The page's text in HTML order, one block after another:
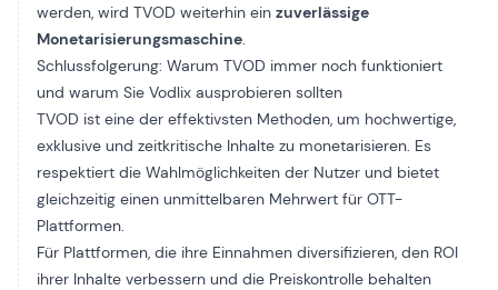
werden, wird TVOD weiterhin ein zuverlässige
Monetarisierungsmaschine.
Schlussfolgerung: Warum TVOD immer noch funktioniert
und warum Sie Vodlix ausprobieren sollten
TVOD ist eine der effektivsten Methoden, um hochwertige,
exklusive und zeitkritische Inhalte zu monetarisieren. Es
respektiert die Wahlmöglichkeiten der Nutzer und bietet
gleichzeitig einen unmittelbaren Mehrwert für OTT-
Plattformen.
Für Plattformen, die ihre Einnahmen diversifizieren, den ROI
ihrer Inhalte verbessern und die Preiskontrolle behalten